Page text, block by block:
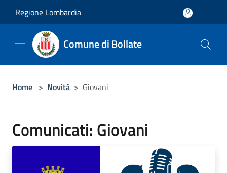
Regione Lombardia
Comune di Bollate
Home > Novità > Giovani
Comunicati: Giovani